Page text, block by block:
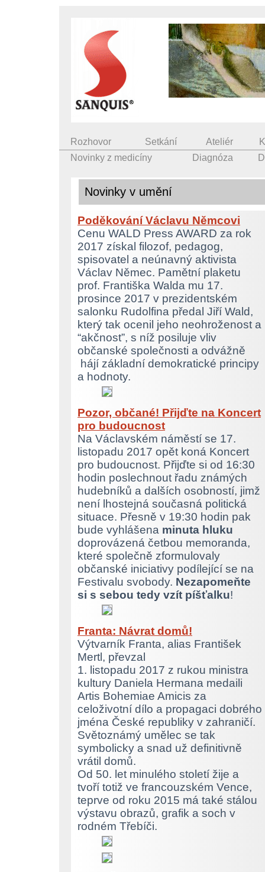
Rozhovor Setkání Ateliér
Novinky z medicíny
Diagnóza
Novinky v umění
Poděkování Václavu Němcovi
Cenu WALD Press AWARD za rok
2017 získal filozof, pedagog,
spisovatel a neúnavný aktivista
Václav Němec. Pamětní plaketu
prof. Františka Walda mu 17.
prosince 2017 v prezidentském
salonku Rudolfina předal Jiří Wald,
který tak ocenil jeho neohroženost a
“akčnost”, s níž posiluje vliv
občanské společnosti a odvážně
hájí základní demokratické principy
a hodnoty.
Pozor, občané! Přijďte na Koncert
pro budoucnost
Na Václavském náměstí se 17.
listopadu 2017 opět koná Koncert
pro budoucnost. Přijďte si od 16:30
hodin poslechnout řadu známých
hudebníků a dalších osobností, jimž
není lhostejná současná politická
situace. Přesně v 19:30 hodin pak
bude vyhlášena minuta hluku
doprovázená četbou memoranda,
které společně zformulovaly
občanské iniciativy podílející se na
Festivalu svobody. Nezapomeňte
si s sebou tedy vzít píšťalku!
Franta: Návrat domů!
Výtvarník Franta, alias František
Mertl, převzal
1. listopadu 2017 z rukou ministra
kultury Daniela Hermana medaili
Artis Bohemiae Amicis za
celoživotní dílo a propagaci dobrého
jména České republiky v zahraničí.
Světoznámý umělec se tak
symbolicky a snad už definitivně
vrátil domů.
Od 50. let minulého století žije a
tvoří totiž ve francouzském Vence,
teprve od roku 2015 má také stálou
výstavu obrazů, grafik a soch v
rodném Třebíči.